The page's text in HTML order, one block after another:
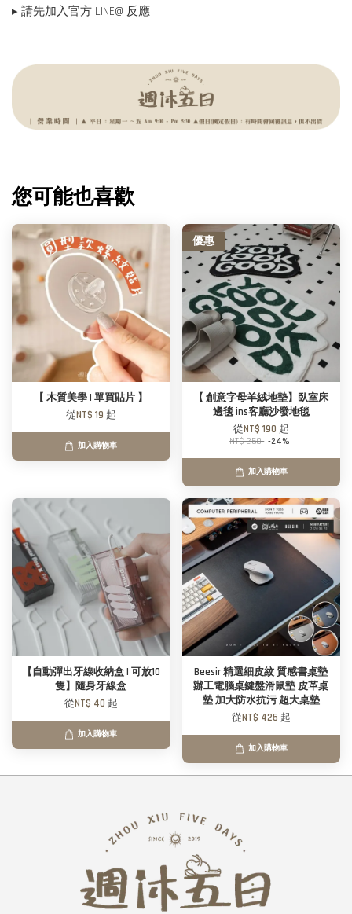
▸ 請先加入官方 LINE@ 反應
您可能也喜歡
【 木質美學 | 單買貼片 】
從NT$ 19 起
加入購物車
優惠
【 創意字母羊絨地墊】臥室床
邊毯 ins客廳沙發地毯
從NT$ 190 起
NT$ 250 -24%
加入購物車
【自動彈出牙線收納盒 | 可放10
隻】隨身牙線盒
從NT$ 40 起
加入購物車
Beesir 精選細皮紋 質感書桌墊
辦工電腦桌鍵盤滑鼠墊 皮革桌
墊 加大防水抗污 超大桌墊
從NT$ 425 起
加入購物車